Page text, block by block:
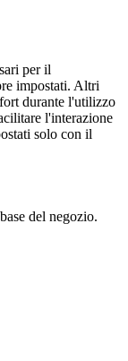
per il
impostati. Altri
durante l'utilizzo
l'interazione
solo con il
del negozio.